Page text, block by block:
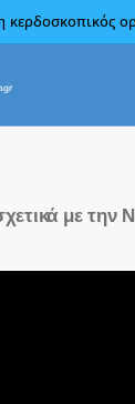
κερδοσκοπικός
με την